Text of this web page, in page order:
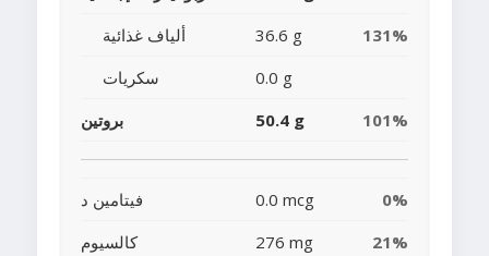
ألياف غذائية
36.6 g
131%
سكريات
0.0 g
بروتين
50.4 g 101%
فيتامين د 0.0 mcg
0%
كالسيوم
276 mg
21%